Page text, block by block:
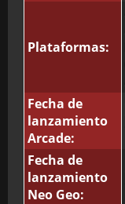
Plataformas:
Fecha de
lanzamiento
Arcade:
Fecha de
lanzamiento
Neo Geo: